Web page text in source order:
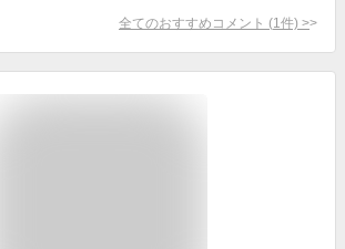
全てのおすすめコメント (1 件) >